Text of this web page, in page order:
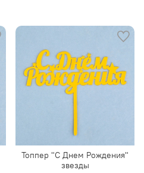
Топпер "С Днем Рождения"
звезды